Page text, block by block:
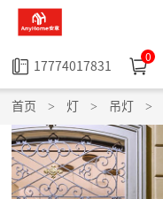
17774017831
0
首页 > 灯 > 吊灯 >